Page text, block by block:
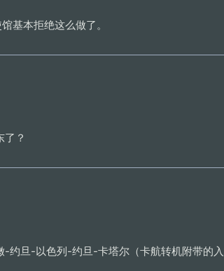
基本拒绝这么做了。
？
约旦-以色列-约旦-卡塔尔（卡航转机附带的